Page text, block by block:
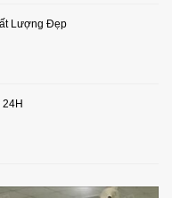
Lượng Đẹp